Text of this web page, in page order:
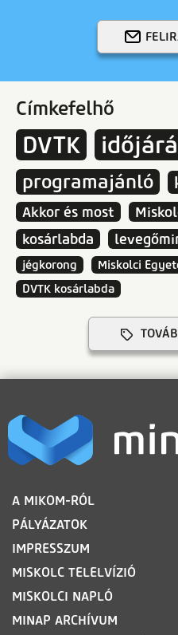
Címkefelhő
DVTK
programajánló
Akkor és most
kosárlabda
jégkorong
Miskolci
DVTK kosárlabda
LÁBLÉC
A MIKOM-RÓL
PÁLYÁZATOK
IMPRESSZUM
MISKOLC TELELVÍZIÓ
MISKOLCI NAPLÓ
MINAP ARCHÍVUM